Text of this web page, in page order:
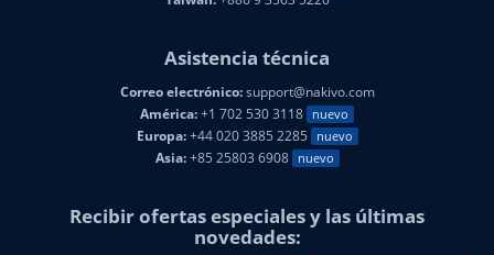
Asistencia técnica
Correo electrónico:support@nakivo.com
América:+1 702 530 3118 nuevo
Europa:+44 020 3885 2285 nuevo
Asia:+85 25803 6908 nuevo
Recibir ofertas especiales y las últimas
novedades: